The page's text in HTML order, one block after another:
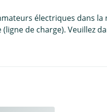
électriques dans la
de charge). Veuillez